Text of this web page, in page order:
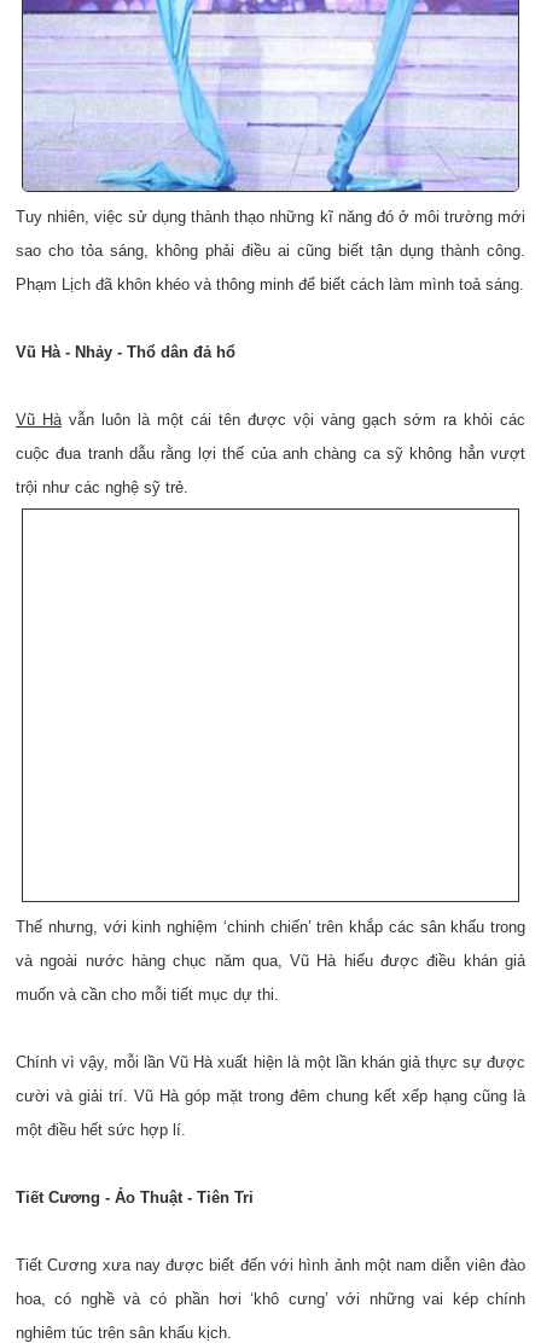
Tuy nhiên, việc sử dụng thành thạo những kĩ năng đó ở môi trường mới
sao cho tỏa sáng, không phải điều ai cũng biết tận dụng thành công.
Phạm Lịch đã khôn khéo và thông minh để biết cách làm mình toả sáng.
Vũ Hà - Nhảy - Thổ dân đả hổ
Vũ Hàvẫn luôn là một cái tên được vội vàng gạch sớm ra khỏi các
cuộc đua tranh dẫu rằng lợi thế của anh chàng ca sỹ không hẳn vượt
trội như các nghệ sỹ trẻ.
Thế nhưng, với kinh nghiệm ‘chinh chiến’ trên khắp các sân khấu trong
và ngoài nước hàng chục năm qua, Vũ Hà hiểu được điều khán giả
muốn và cần cho mỗi tiết mục dự thi.
Chính vì vậy, mỗi lần Vũ Hà xuất hiện là một lần khán giả thực sự được
cười và giải trí. Vũ Hà góp mặt trong đêm chung kết xếp hạng cũng là
một điều hết sức hợp lí.
Tiết Cương - Ảo Thuật - Tiên Tri
Tiết Cương xưa nay được biết đến với hình ảnh một nam diễn viên đào
hoa, có nghề và có phần hơi ‘khô cưng’ với những vai kép chính
nghiêm túc trên sân khấu kịch.